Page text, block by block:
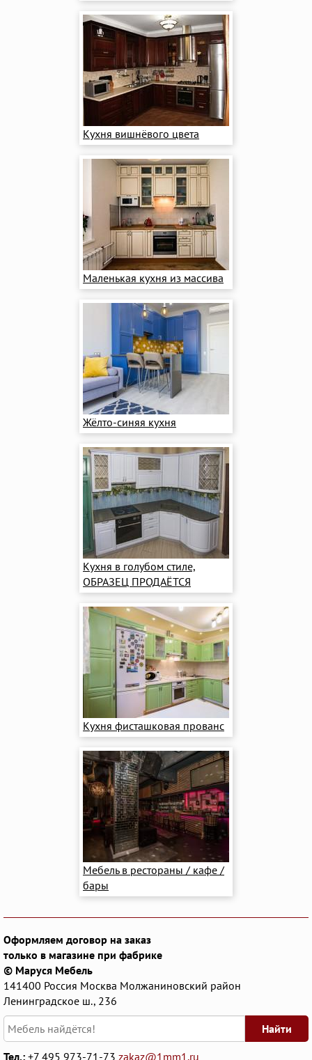
Кухня вишнёвого цвета
Маленькая кухня из массива
Жёлто-синяя кухня
Кухня в голубом стиле,
ОБРАЗЕЦ ПРОДАЁТСЯ
Кухня фисташковая прованс
Мебель в рестораны / кафе /
бары
Оформляем договор на заказ
только в магазине при фабрике
© Маруся Мебель
141400 Россия Москва Молжаниновский район
Ленинградское ш., 236
Найти
Тел.: +7 495 973-71-73 zakaz@1mm1.ru